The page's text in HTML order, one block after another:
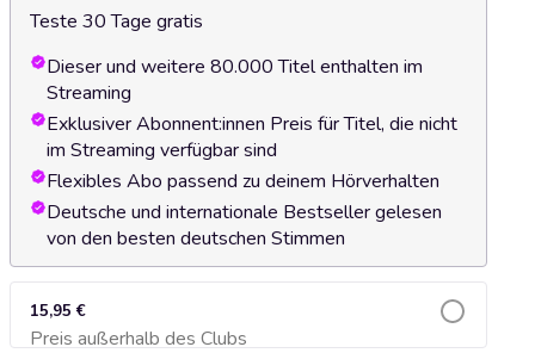
Teste 30 Tage gratis
Dieser und weitere 80.000 Titel enthalten im
Streaming
Exklusiver Abonnent:innen Preis für Titel, die nicht
im Streaming verfügbar sind
Flexibles Abo passend zu deinem Hörverhalten
Deutsche und internationale Bestseller gelesen
von den besten deutschen Stimmen
15,95 €
Preis außerhalb des ClubsZum Warenkorb hinzufügen